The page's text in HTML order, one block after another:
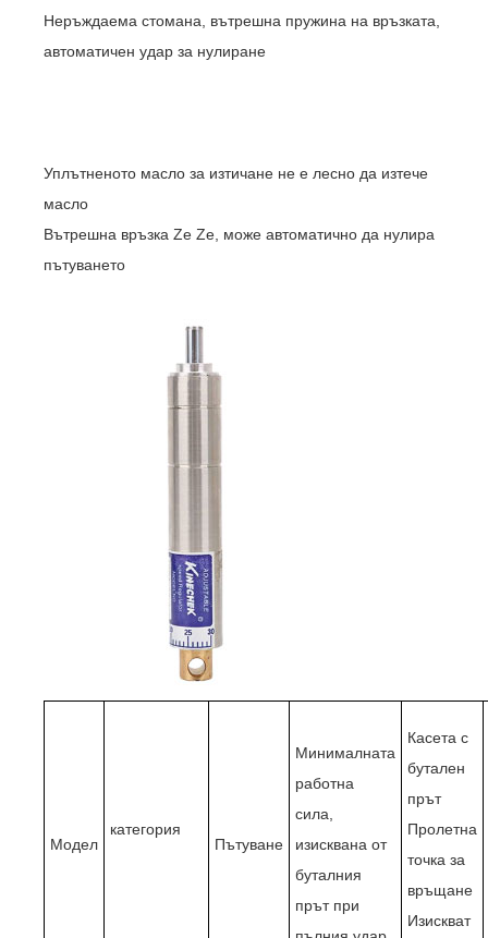
Неръждаема стомана, вътрешна пружина на връзката,
автоматичен удар за нулиране
Уплътненото масло за изтичане не е лесно да изтече
масло
Вътрешна връзка Ze Ze, може автоматично да нулира
пътуването
Модел
категория
Пътуване
Минималната
работна
сила,
изисквана от
буталния
прът при
Касета с
бутален
прът
Пролетна
точка за
връщане
Изискват